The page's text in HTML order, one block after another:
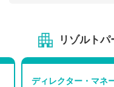
リゾルト
ディレクター・マネ